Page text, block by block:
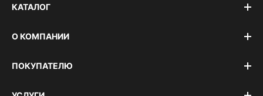
КАТАЛОГ
О КОМПАНИИ
ПОКУПАТЕЛЮ